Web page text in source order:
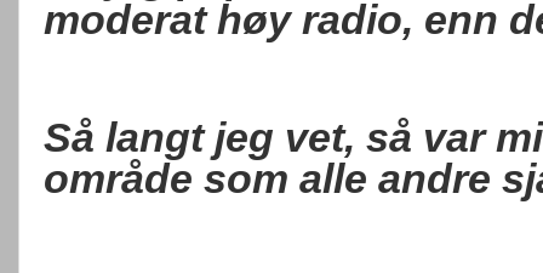
moderat høy radio, enn
Så langt jeg vet, så var
område som alle andre